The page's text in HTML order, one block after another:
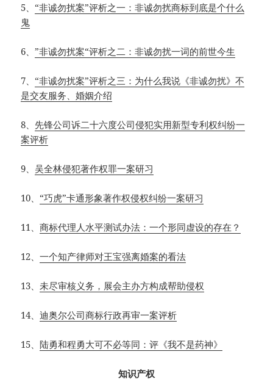
5、 “非诚勿扰案”评析之一：非诚勿扰商标到底是个什么
鬼
6、”非诚勿扰案“评析之二：非诚勿扰一词的前世今生
7、 “非诚勿扰案”评析之三：为什么我说《非诚勿扰》不
是交友服务、婚姻介绍
8、 先锋公司诉二十六度公司侵犯实用新型专利权纠纷一
案评析
9、吴全林侵犯著作权罪一案研习
10、 “巧虎”卡通形象著作权侵权纠纷一案研习
11、商标代理人水平测试办法：一个形同虚设的存在？
12、一个知产律师对王宝强离婚案的看法
13、未尽审核义务，展会主办方构成帮助侵权
14、迪奥尔公司商标行政再审一案评析
15、陆勇和程勇大可不必等同：评《我不是药神》
知识产权